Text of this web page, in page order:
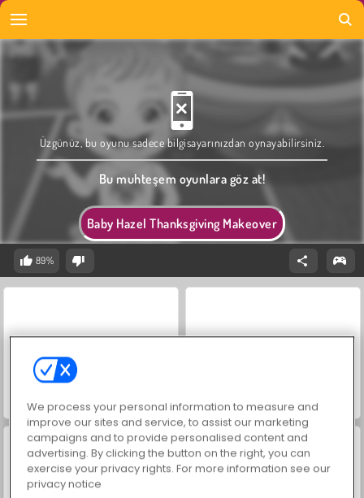
Baby Hazel Thanksgiving Makeover
Üzgünüz, bu oyunu sadece bilgisayarınızdan oynayabilirsiniz.
Bu muhteşem oyunlara göz at!
89%
Baby Hazel Goes Sick Baby Hazel: Cooking Time
We process your personal information to measure and
improve our sites and service, to assist our marketing
campaigns and to provide personalised content and
advertising. By clicking the button on the right, you can
exercise your privacy rights. For more information see our
privacy notice